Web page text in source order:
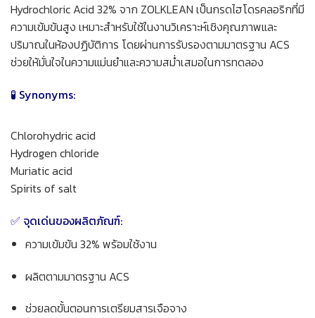
Hydrochloric Acid 32% จาก ZOLKLEAN เป็นกรดไฮโดรคลอริกที่มี
ความเข้มข้นสูง เหมาะสำหรับใช้ในงานวิเคราะห์เชิงคุณภาพและ
ปริมาณในห้องปฏิบัติการ โดยผ่านการรับรองตามมาตรฐาน ACS
ช่วยให้มั่นใจในความแม่นยำและความสม่ำเสมอในการทดลอง
🧪 Synonyms:
Chlorohydric acid
Hydrogen chloride
Muriatic acid
Spirits of salt
✅ จุดเด่นของผลิตภัณฑ์:
ความเข้มข้น 32% พร้อมใช้งาน
ผลิตตามมาตรฐาน ACS
ช่วยลดขั้นตอนการเตรียมสารเจือจาง